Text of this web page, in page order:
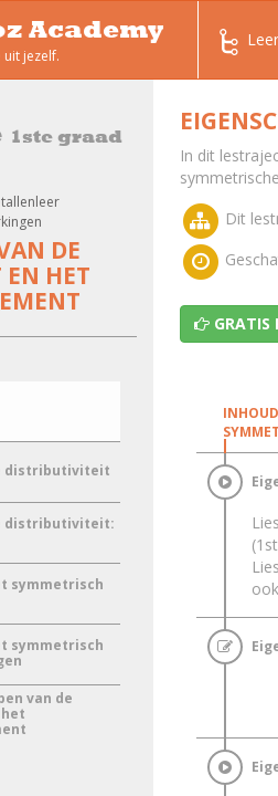
Academy
uit jezelf.
1ste graad
DE
HET
distributiviteit
distributiviteit:
symmetrisch
symmetrisch
van de
In dit
Dit
GRATIS